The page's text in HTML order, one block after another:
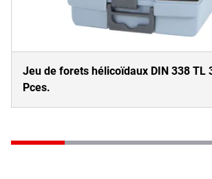
Jeu de forets hélicoïdaux DIN 338 TL
Pces.